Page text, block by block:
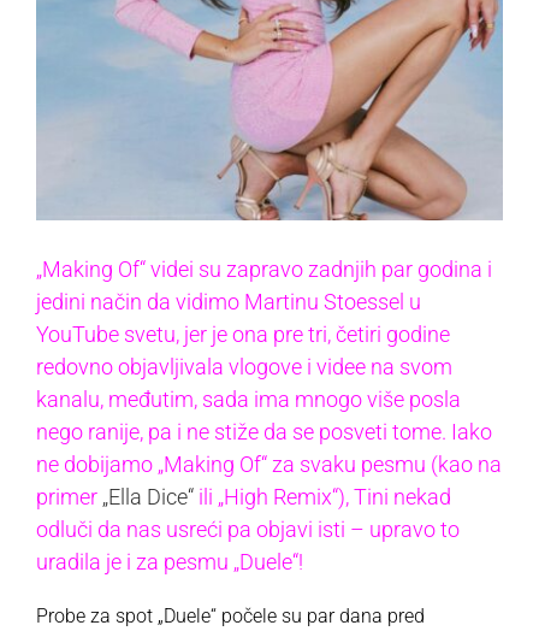
„Making Of“ videi su zapravo zadnjih par godina i
jedini način da vidimo Martinu Stoessel u
YouTube svetu, jer je ona pre tri, četiri godine
redovno objavljivala vlogove i videe na svom
kanalu, međutim, sada ima mnogo više posla
nego ranije, pa i ne stiže da se posveti tome. Iako
ne dobijamo „Making Of“ za svaku pesmu (kao na
primer „Ella Dice“ ili „High Remix“), Tini nekad
odluči da nas usreći pa objavi isti – upravo to
uradila je i za pesmu „Duele“!
Probe za spot „Duele“ počele su par dana pred